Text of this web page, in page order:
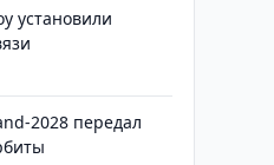
установили
2028 передал